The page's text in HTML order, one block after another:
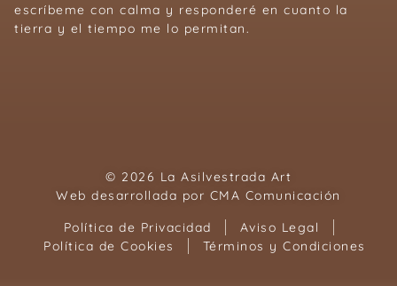
escríbeme con calma y responderé en cuanto la
tierra y el tiempo me lo permitan.
© 2026 La Asilvestrada Art
Web desarrollada por CMA Comunicación
Política de Privacidad
Aviso Legal
Política de Cookies
Términos y Condiciones